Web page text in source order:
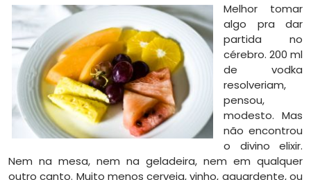
Melhor tomar
algo pra dar
partida no
cérebro. 200 ml
de vodka
resolveriam,
pensou,
modesto. Mas
não encontrou
o divino elixir.
Nem na mesa, nem na geladeira, nem em qualquer
outro canto. Muito menos cerveja, vinho, aguardente, ou